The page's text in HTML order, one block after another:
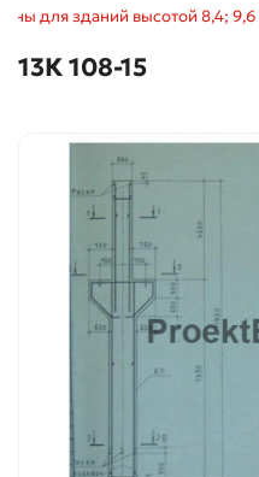
для зданий высотой 8,4; 9,6
13К 108-15